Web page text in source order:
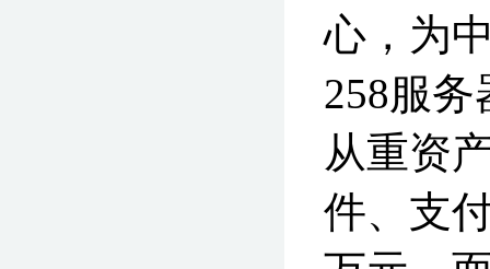
心，为
258服
从重资
件、支